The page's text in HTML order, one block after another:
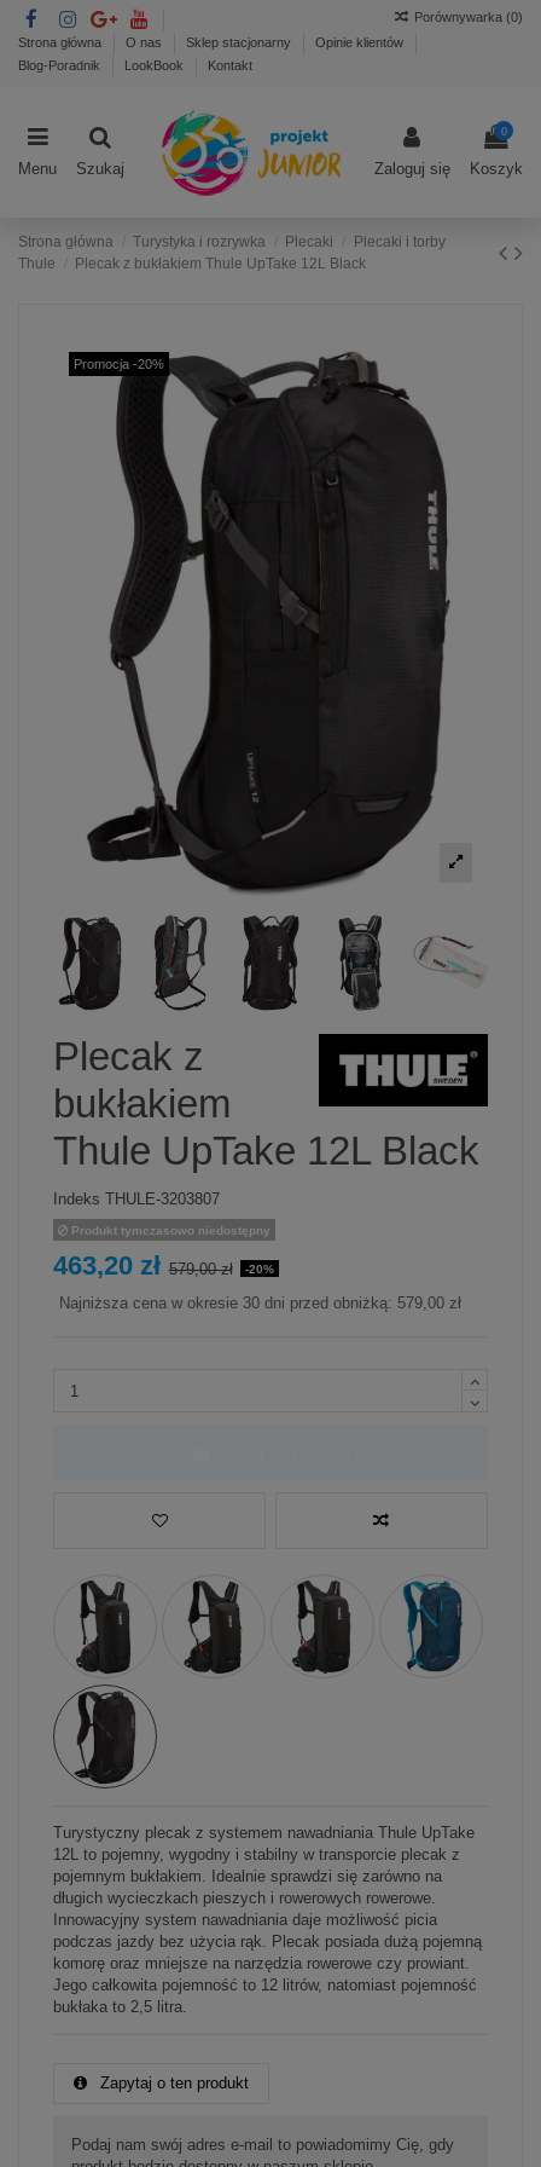
Strona główna O nas Sklep stacjonarny
Opinie klientów
Blog-Poradnik
LookBook Kontakt
Porównywarka (0)
Menu Szukaj Zaloguj się
0
Koszyk
Strona główna Turystyka i rozrywka Plecaki
Plecaki i torby
Thule
Plecak z bukłakiem Thule UpTake 12L Black
Promocja -20%
Plecak z
bukłakiem
Thule UpTake 12L Black
Indeks THULE-3203807
Produkt tymczasowo niedostępny
463,20 zł 579,00 zł -20%
Najniższa cena w okresie 30 dni przed obniżką: 579,00 zł
Turystyczny plecak z systemem nawadniania Thule UpTake
12L to pojemny, wygodny i stabilny w transporcie plecak z
pojemnym bukłakiem. Idealnie sprawdzi się zarówno na
długich wycieczkach pieszych i rowerowych rowerowe.
Innowacyjny system nawadniania daje możliwość picia
podczas jazdy bez użycia rąk. Plecak posiada dużą pojemną
komorę oraz mniejsze na narzędzia rowerowe czy prowiant.
Jego całkowita pojemność to 12 litrów, natomiast pojemność
bukłaka to 2,5 litra.
Zapytaj o ten produkt
Podaj nam swój adres e-mail to powiadomimy Cię, gdy